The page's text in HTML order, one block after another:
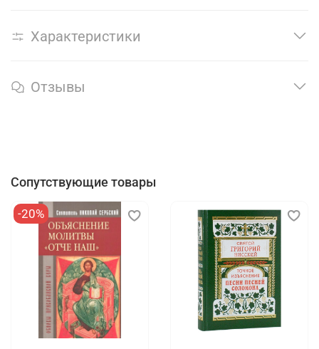
Характеристики
Отзывы
Сопутствующие товары
-20%